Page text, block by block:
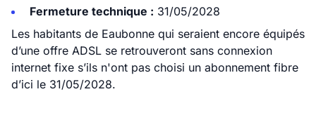
Fermeture technique : 31/05/2028
Les habitants de Eaubonne qui seraient encore équipés
d’une offre ADSL se retrouveront sans connexion
internet fixe s’ils n'ont pas choisi un abonnement fibre
d’ici le 31/05/2028.